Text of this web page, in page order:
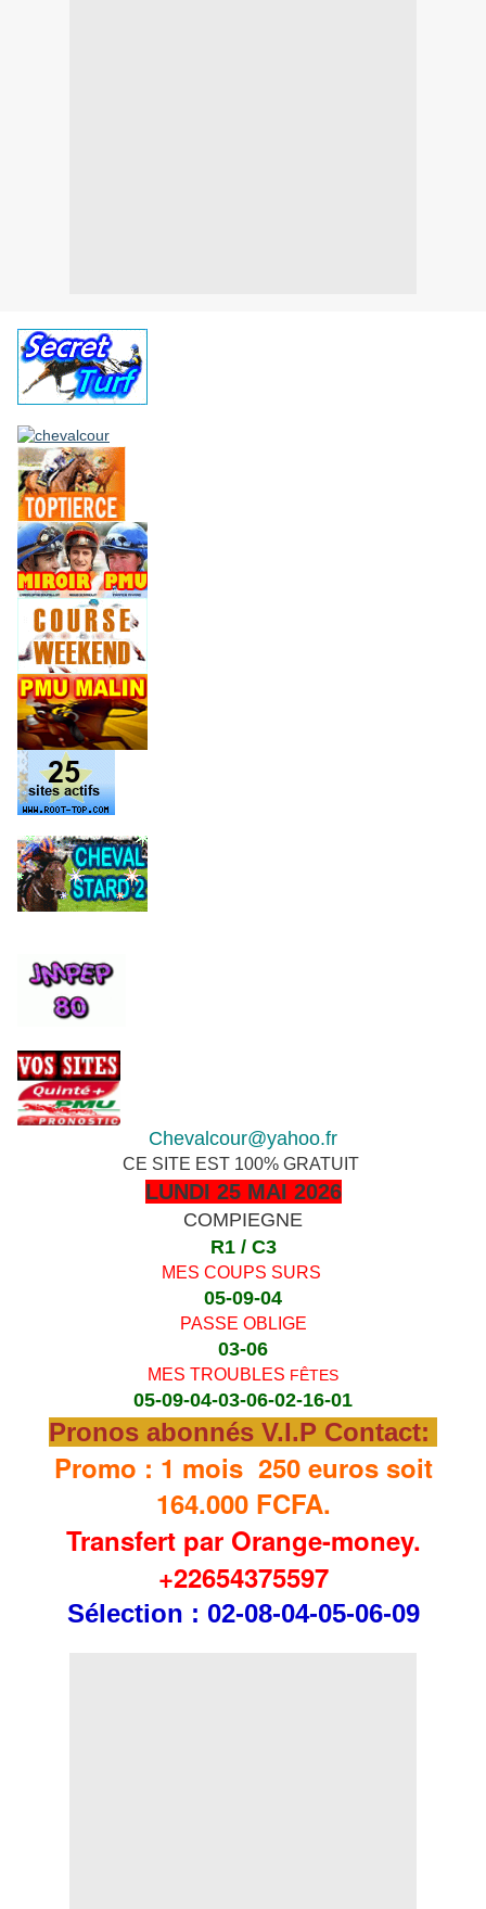
Chevalcour@yahoo.fr
CE SITE EST 100% GRATUIT
LUNDI 25 MAI 2026
COMPIEGNE
R1 / C3
MES COUPS SURS
05-09-04
PASSE OBLIGE
03-06
MES TROUBLES FÊTES
05-09-04-03-06-02-16-01
Pronos abonnés V.I.P Contact:
Promo : 1 mois 250 euros soit
164.000 FCFA.
Transfert par Orange-money.
+22654375597
Sélection : 02-08-04-05-06-09